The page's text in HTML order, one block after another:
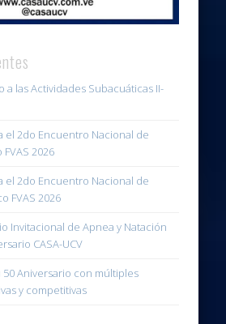
las Actividades Subacuáticas II-
el 2do Encuentro Nacional de
2026
el 2do Encuentro Nacional de
FVAS 2026
Invitacional de Apnea y Natación
CASA-UCV
50 Aniversario con múltiples
y competitivas